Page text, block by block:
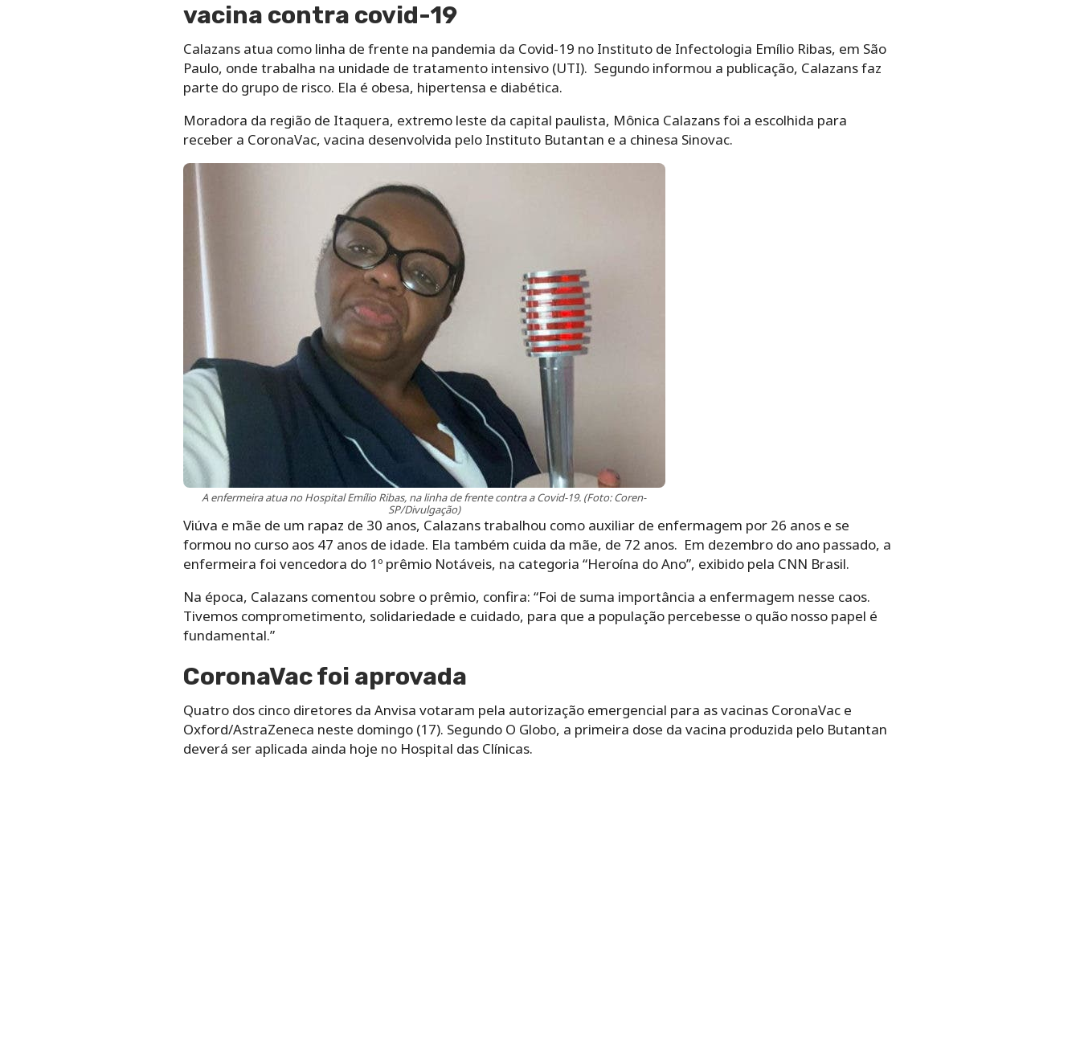
vacina contra covid-19
Calazans atua como linha de frente na pandemia da Covid-19 no Instituto de Infectologia Emílio Ribas, em São
Paulo, onde trabalha na unidade de tratamento intensivo (UTI). Segundo informou a publicação, Calazans faz
parte do grupo de risco. Ela é obesa, hipertensa e diabética.
Moradora da região de Itaquera, extremo leste da capital paulista, Mônica Calazans foi a escolhida para
receber a CoronaVac, vacina desenvolvida pelo Instituto Butantan e a chinesa Sinovac.
A enfermeira atua no Hospital Emílio Ribas, na linha de frente contra a Covid-19. (Foto: Coren-
SP/Divulgação)
Viúva e mãe de um rapaz de 30 anos, Calazans trabalhou como auxiliar de enfermagem por 26 anos e se
formou no curso aos 47 anos de idade. Ela também cuida da mãe, de 72 anos. Em dezembro do ano passado, a
enfermeira foi vencedora do 1º prêmio Notáveis, na categoria “Heroína do Ano”, exibido pela CNN Brasil.
Na época, Calazans comentou sobre o prêmio, confira: “Foi de suma importância a enfermagem nesse caos.
Tivemos comprometimento, solidariedade e cuidado, para que a população percebesse o quão nosso papel é
fundamental.”
CoronaVac foi aprovada
Quatro dos cinco diretores da Anvisa votaram pela autorização emergencial para as vacinas CoronaVac e
Oxford/AstraZeneca neste domingo (17). Segundo O Globo, a primeira dose da vacina produzida pelo Butantan
deverá ser aplicada ainda hoje no Hospital das Clínicas.